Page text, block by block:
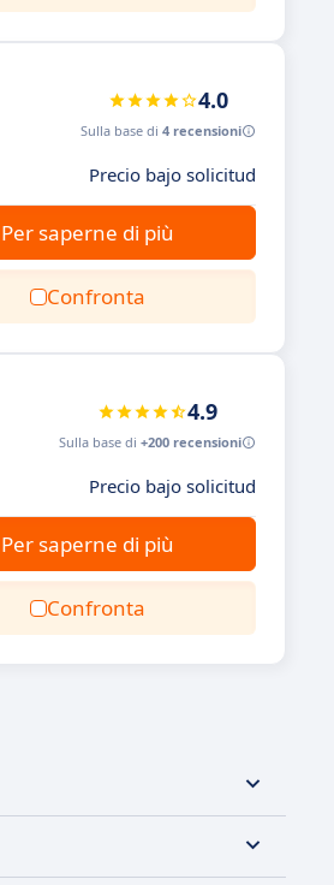
4.0
Sulla base di 4 recensioni
Precio bajo solicitud
Per saperne di più
Confronta
4.9
Sulla base di +200 recensioni
Precio bajo solicitud
Per saperne di più
Confronta